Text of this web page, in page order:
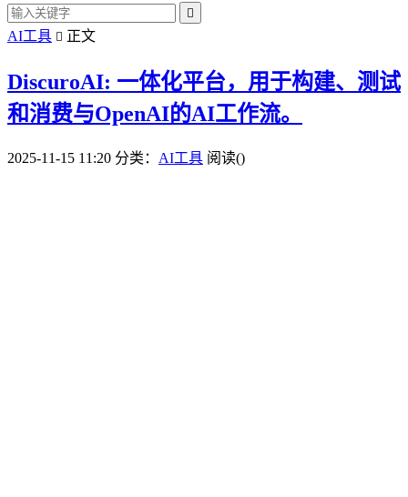

AI工具  正文
DiscuroAI: 一体化平台，用于构建、测试
和消费与OpenAI的AI工作流。
2025-11-15 11:20 分类： AI工具 阅读()